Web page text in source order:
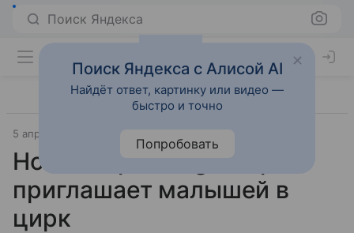
Поиск Яндекса
5 апреля 2013
Новая серия Lego Duplo
приглашает малышей в
цирк
Поиск Яндекса с Алисой AI
Найдёт ответ, картинку или видео —
быстро и точно
Попробовать